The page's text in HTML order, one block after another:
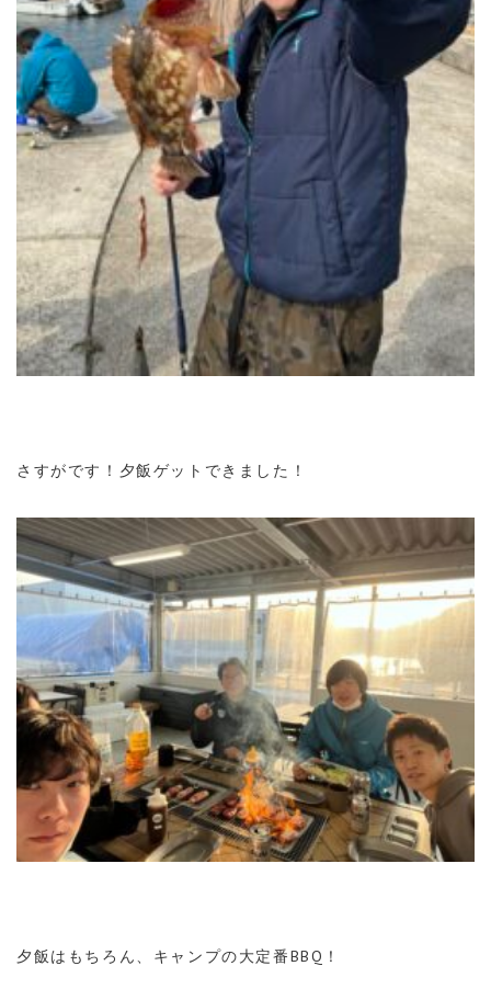
さすがです！夕飯ゲットできました！
夕飯はもちろん、キャンプの大定番BBQ！